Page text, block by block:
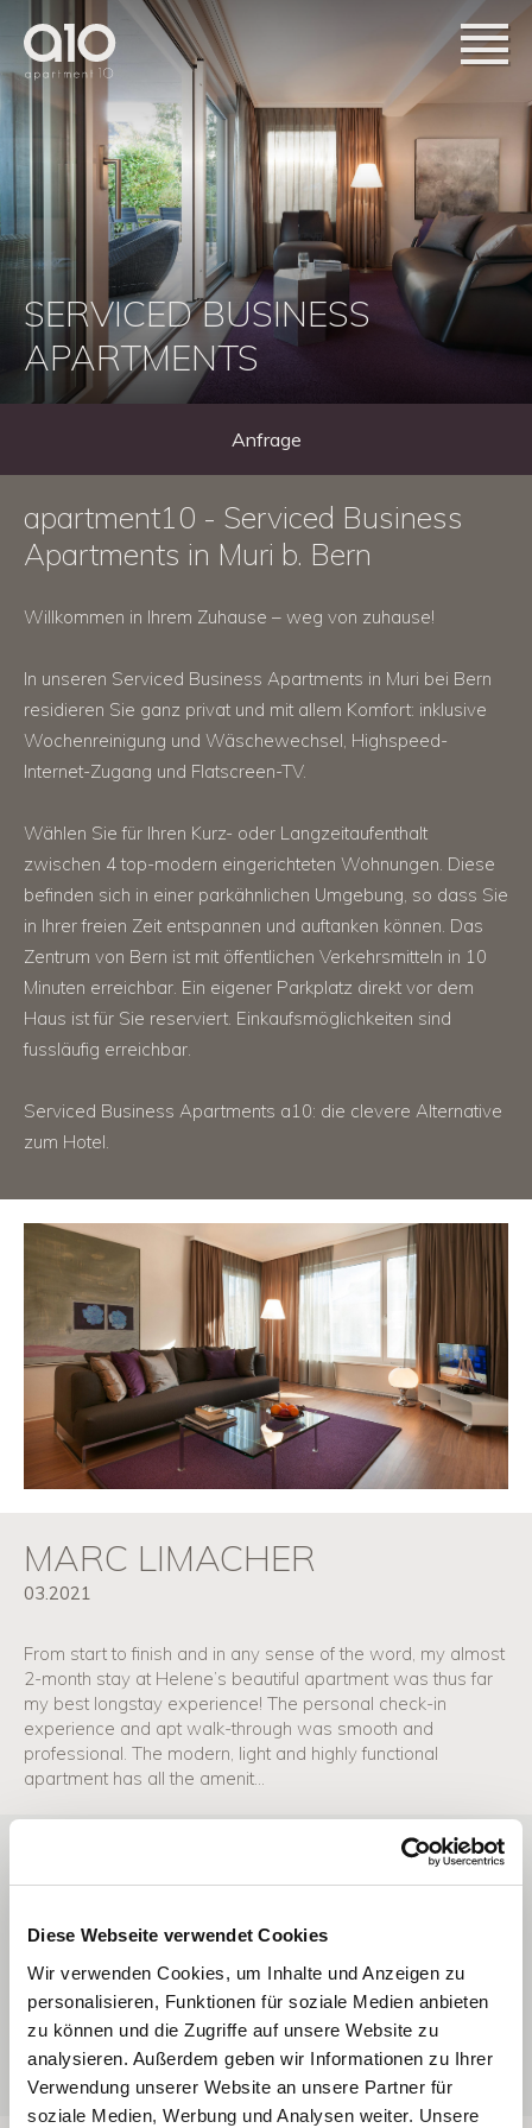
Diese Webseite verwendet Cookies
Wir verwenden Cookies, um Inhalte und Anzeigen zu
personalisieren, Funktionen für soziale Medien anbieten
zu können und die Zugriffe auf unsere Website zu
analysieren. Außerdem geben wir Informationen zu Ihrer
Verwendung unserer Website an unsere Partner für
soziale Medien, Werbung und Analysen weiter. Unsere
BUSINESS
IHR
apartment10 - Serviced Business
Apartments in Muri b. Bern
Willkommen in Ihrem Zuhause – weg von zuhause!
In unseren Serviced Business Apartments in Muri bei Bern
residieren Sie ganz privat und mit allem Komfort: inklusive
Wochenreinigung und Wäschewechsel, Highspeed-
Internet-Zugang und Flatscreen-TV.
Wählen Sie für Ihren Kurz- oder Langzeitaufenthalt
zwischen 4 top-modern eingerichteten Wohnungen. Diese
befinden sich in einer parkähnlichen Umgebung, so dass Sie
in Ihrer freien Zeit entspannen und auftanken können. Das
Zentrum von Bern ist mit öffentlichen Verkehrsmitteln in 10
Minuten erreichbar. Ein eigener Parkplatz direkt vor dem
Haus ist für Sie reserviert. Einkaufsmöglichkeiten sind
fussläufig erreichbar.
Serviced Business Apartments a10: die clevere Alternative
zum Hotel.
MARC LIMACHER
03.2021
From start to finish and in any sense of the word, my almost
2-month stay at Helene’s beautiful apartment was thus far
my best longstay experience! The personal check-in
experience and apt walk-through was smooth and
professional. The modern, light and highly functional
apartment has all the amenit…
Wochen ist Apartment10 zu einem zweiten Zuhause
geworden. Apartment10 lässt von Lage und Ausstattung
keine Wünsche offen. Das einzige schlechte ist, dass es
schwer fällt Apartment10 an der Thunstrasse in Muri wieder
verlassen zu müssen. Wenn man…
Anfrage